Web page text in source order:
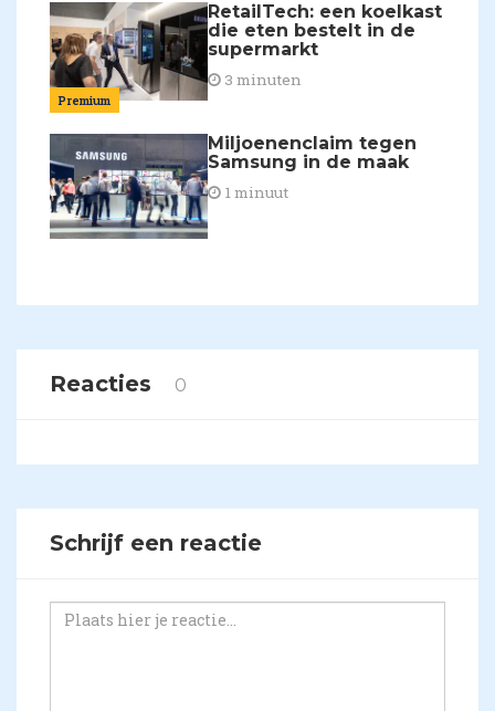
Premium
RetailTech: een koelkast
die eten bestelt in de
supermarkt
3 minuten
Miljoenenclaim tegen
Samsung in de maak
1 minuut
Reacties 0
Schrijf een reactie